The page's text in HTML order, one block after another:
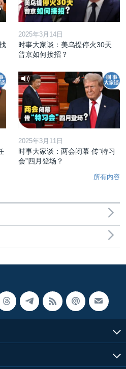
2025年3月14日
时事大家谈：美乌提停火30天
普京如何接招？
2025年3月11日
时事大家谈：两会闭幕 传“特习
会”四月登场？
所有内容